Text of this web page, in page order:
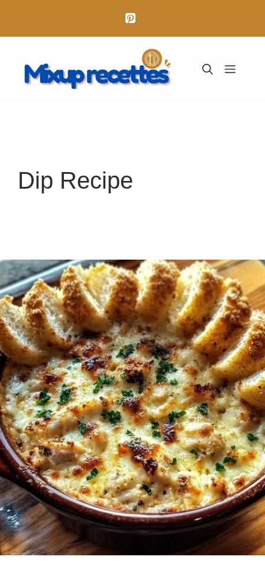
contenu
Menu
Dip Recipe